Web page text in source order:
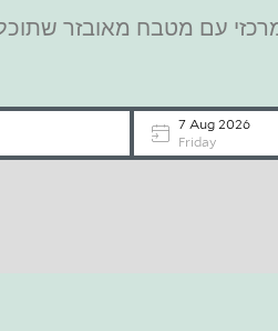
עם מטבח מאובזר